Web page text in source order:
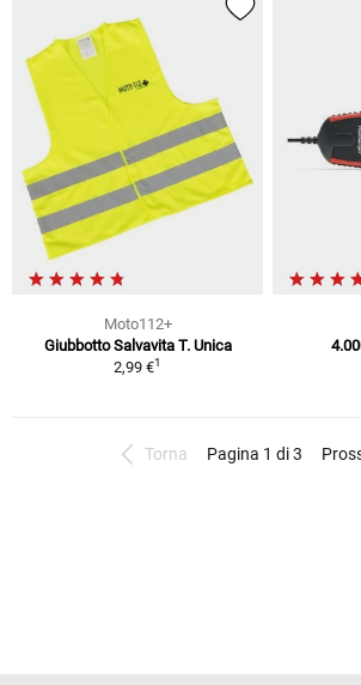
Moto112+
Giubbotto Salvavita T. Unica
2,99 €1
Torna Pagina 1 di 3